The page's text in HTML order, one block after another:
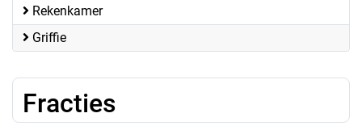
Rekenkamer
Griffie
Fracties